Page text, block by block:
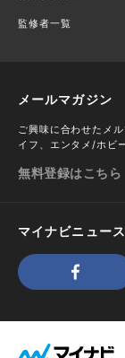
監修者一覧
メールマガジン
ご興味に合わせたメ
イフ、エンタメ/ホビ
無料登録はこちら
マイナビニュー